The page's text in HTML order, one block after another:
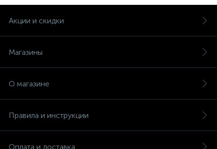
Акции и скидки
Магазины
О магазине
Правила и инструкции
Оплата и доставка